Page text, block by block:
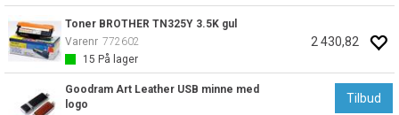
Toner BROTHER TN325Y 3.5K gul
Varenr 772602
15 På lager
2 430,82
Goodram Art Leather USB minne med
logo
Tilbud